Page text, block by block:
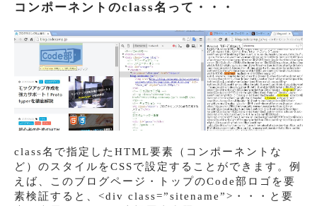
コンポーネントのclass名って・・・
class名で指定したHTML要素（コンポーネントな
ど）のスタイルをCSSで設定することができます。例
えば、このブログページ・トップのCode部ロゴを要
素検証すると、<div class=”sitename”>・・・と要